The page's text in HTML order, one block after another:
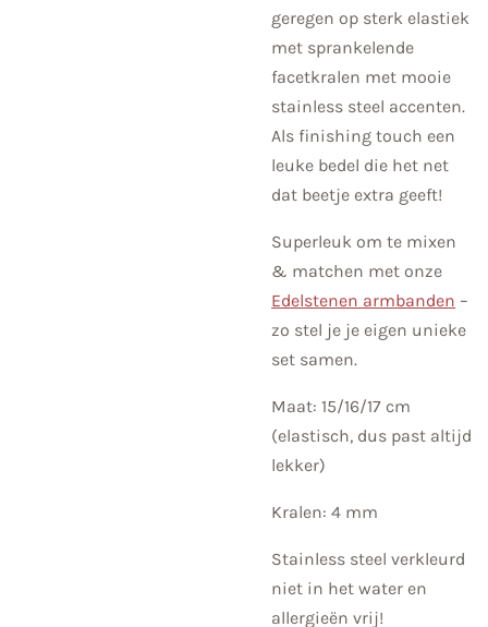
geregen op sterk elastiek
met sprankelende
facetkralen met mooie
stainless steel accenten.
Als finishing touch een
leuke bedel die het net
dat beetje extra geeft!
Superleuk om te mixen
& matchen met onze
Edelstenen armbanden –
zo stel je je eigen unieke
set samen.
Maat: 15/16/17 cm
(elastisch, dus past altijd
lekker)
Kralen: 4 mm
Stainless steel verkleurd
niet in het water en
allergieën vrij!